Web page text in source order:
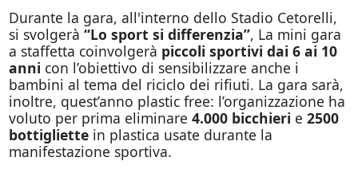
Durante la gara, all'interno dello Stadio Cetorelli,
si svolgerà “Lo sport si differenzia”, La mini gara
a staffetta coinvolgerà piccoli sportivi dai 6 ai 10
anni con l’obiettivo di sensibilizzare anche i
bambini al tema del riciclo dei rifiuti. La gara sarà,
inoltre, quest’anno plastic free: l’organizzazione ha
voluto per prima eliminare 4.000 bicchieri e 2500
bottigliettein plastica usate durante la
manifestazione sportiva.